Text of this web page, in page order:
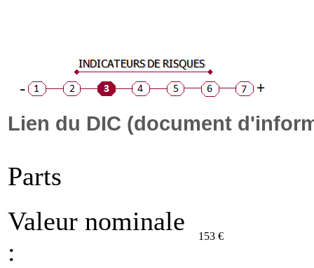
Lien du DIC (document
Parts
Valeur nominale
:
153 €